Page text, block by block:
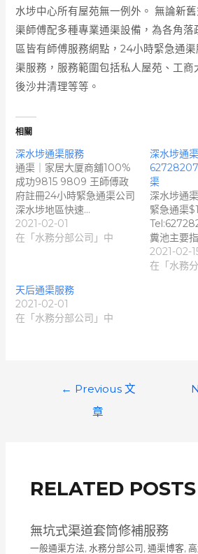
水埗中心所有屋苑無一例外。 無論新
渠師傅配多種專業通渠設備，為各角落
區皆有師傅服務網點，24小時緊急通
渠服務，服務範圍包括私人屋苑、工商
後沙井清理等等。
相關
深水埗通渠服務
通渠｜家居大厦商舖100%
成功9815 9809 王師傅政
府註冊24小時緊急通渠公司
深水埗地區快速…
2021-02-01
在「水務分部公司」中
深水埗通
渠
深水埗通
緊急通渠
糞池主要
2021-02-
在「水務
天后通渠服務
2021-02-01
在「水務分部公司」中
← Previous 文
章
RELATED POSTS
無坑式渠道套筒修補服務
一般通渠方法 水務分部公司 通渠博客